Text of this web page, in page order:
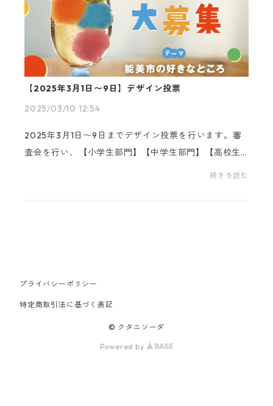
【2025年3月1日〜9日】デザイン投票
2025/03/10 12:54
2025年3月1日〜9日までデザイン投票を行います。審
査会を行い、【小学生部門】【中学生部門】【高校生
部門】の各部門から３作品を選出しました。各部門の
続きを読む
プライバシーポリシー
特定商取引法に基づく表記
© クタニソーダ
Powered by